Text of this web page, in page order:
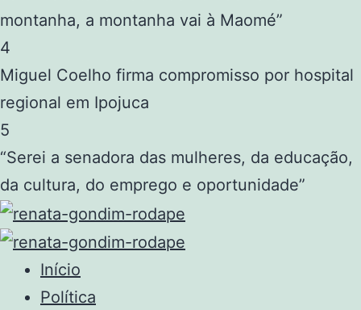
montanha, a montanha vai à Maomé”
4
Miguel Coelho firma compromisso por hospital
regional em Ipojuca
5
“Serei a senadora das mulheres, da educação,
da cultura, do emprego e oportunidade”
Início
Política